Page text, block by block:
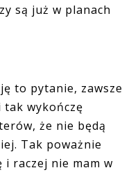
są już w planach
to pytanie, zawsze
wykończę
że nie będą
Tak poważnie
i raczej nie mam w